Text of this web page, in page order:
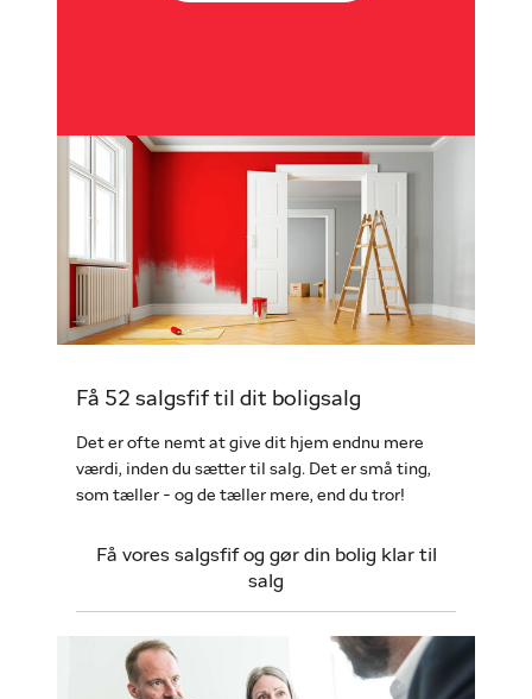
Få 52 salgsfif til dit boligsalg
Det er ofte nemt at give dit hjem endnu mere
værdi, inden du sætter til salg. Det er små ting,
som tæller - og de tæller mere, end du tror!
Få vores salgsfif og gør din bolig klar til
salg